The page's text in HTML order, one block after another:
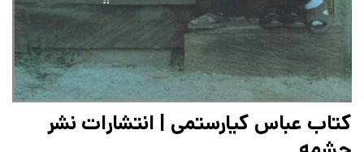
کتاب عباس کیارستمی | انتشارات نشر